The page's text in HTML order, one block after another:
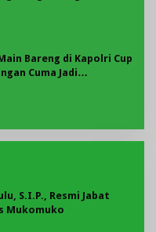
Bareng di Kapolri Cup
Cuma Jadi
S.I.P., Resmi Jabat
Mukomuko